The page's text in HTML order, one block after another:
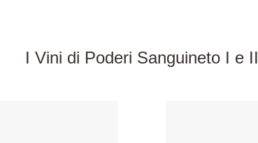
I Vini di Poderi Sanguineto I e II